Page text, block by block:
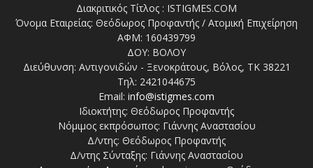
Διακριτικός Τίτλος : ISTIGMES.COM
Όνομα Εταιρείας: Θεόδωρος Προφαντής / Ατομική Επιχείρηση
ΑΦΜ: 160439799
ΔΟΥ: ΒΟΛΟΥ
Διεύθυνση: Αντιγονιδών - Ξενοκράτους, Βόλος, ΤΚ 38221
Τηλ: 2421044675
Email: info@istigmes.com
Ιδιοκτήτης: Θεόδωρος Προφαντής
Νόμιμος εκπρόσωπος: Γιάννης Αναστασίου
Δ/ντης: Θεόδωρος Προφαντής
Δ/ντης Σύνταξης: Γιάννης Αναστασίου